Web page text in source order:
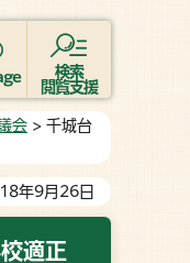
検索
閲覧支援
会 > 千城台
年9月26日
適正